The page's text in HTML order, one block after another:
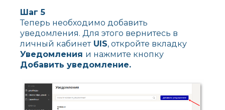
Шаг 5
Теперь необходимо добавить
уведомления. Для этого вернитесь в
личный кабинетUIS, откройте вкладку
Уведомления и нажмите кнопку
Добавить уведомление.